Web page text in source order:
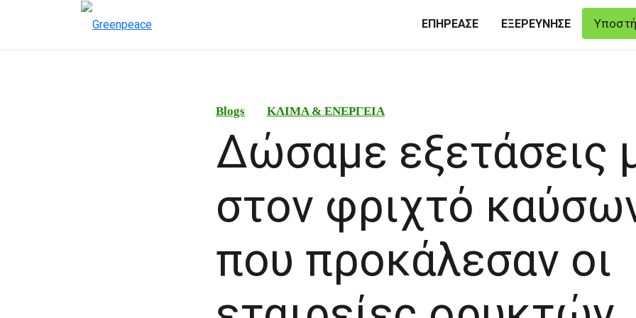
ΕΠΗΡΕΑΣΕ ΕΞΕΡΕΥΝΗΣΕ
Blogs ΚΛΙΜΑ & ΕΝΕΡΓΕΙΑ
Δώσαμε εξετάσεις
στον φριχτό
που προκάλεσαν οι